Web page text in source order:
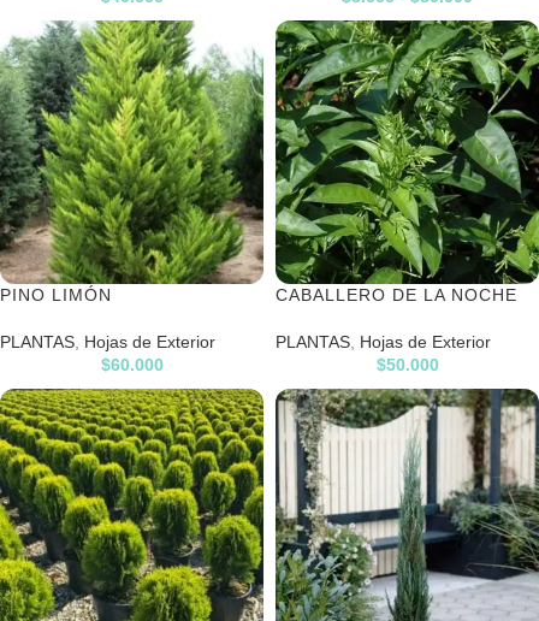
PINO LIMÓN
PLANTAS Hojas de Exterior
$60.000
CABALLERO DE LA NOCHE
PLANTAS Hojas de Exterior
$50.000